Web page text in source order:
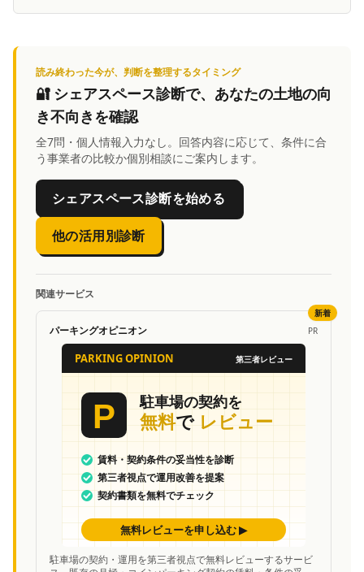
読み終わった今が、判断を整理するタイミング
🔐 シェアスペース診断で、あなたの土地の向
き不向きを確認
全7問・個人情報入力なし。回答内容に応じて、条件に合
う事業者の比較か個別相談にご案内します。
シェアスペース診断を始める
他の活用別診断
関連サービス
パーキングオピニオン PR
駐車場の契約・運用を第三者視点で無料レビューするサービ
新着